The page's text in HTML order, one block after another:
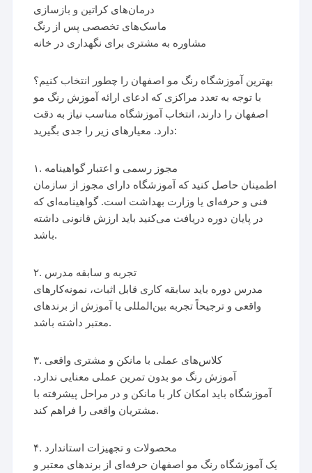
درمان‌های کراتین و بازسازی
ماسک‌های تخصصی پس از رنگ
مشاوره به مشتری برای نگهداری در خانه
بهترین آموزشگاه رنگ مو اصفهان را چطور انتخاب کنیم؟
با توجه به تعدد مراکزی که ادعای ارائه آموزش رنگ مو
اصفهان را دارند، انتخاب آموزشگاه مناسب نیاز به دقت
دارد. معیارهای زیر را جدی بگیرید:
۱. مجوز رسمی و اعتبار گواهینامه
اطمینان حاصل کنید که آموزشگاه دارای مجوز از سازمان
فنی و حرفه‌ای یا وزارت بهداشت است. گواهینامه‌ای که
در پایان دوره دریافت می‌کنید باید ارزش قانونی داشته
باشد.
۲. تجربه و سابقه مدرس
مدرس دوره باید سابقه کاری قابل اثبات، نمونه‌کارهای
واقعی و ترجیحاً تجربه بین‌المللی یا آموزش از برندهای
معتبر داشته باشد.
۳. کلاس‌های عملی با مانکن و مشتری واقعی
آموزش رنگ مو بدون تمرین عملی معنایی ندارد.
آموزشگاه باید امکان کار با مانکن و در مراحل پیشرفته با
مشتریان واقعی را فراهم کند.
۴. محصولات و تجهیزات استاندارد
یک آموزشگاه رنگ مو اصفهان حرفه‌ای از برندهای معتبر و